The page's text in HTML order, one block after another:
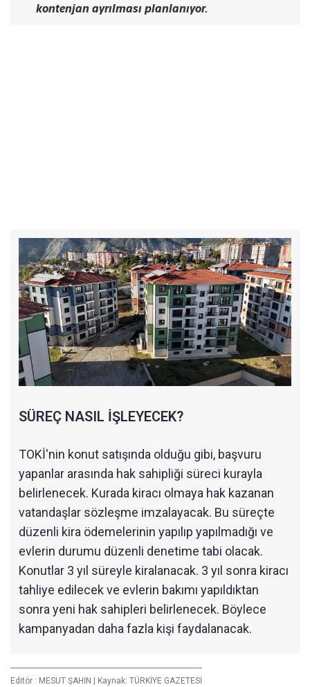
kontenjan ayrılması planlanıyor.
SÜREÇ NASIL İŞLEYECEK?
TOKİ'nin konut satışında olduğu gibi, başvuru
yapanlar arasında hak sahipliği süreci kurayla
belirlenecek. Kurada kiracı olmaya hak kazanan
vatandaşlar sözleşme imzalayacak. Bu süreçte
düzenli kira ödemelerinin yapılıp yapılmadığı ve
evlerin durumu düzenli denetime tabi olacak.
Konutlar 3 yıl süreyle kiralanacak. 3 yıl sonra kiracı
tahliye edilecek ve evlerin bakımı yapıldıktan
sonra yeni hak sahipleri belirlenecek. Böylece
kampanyadan daha fazla kişi faydalanacak.
Editör : MESUT ŞAHİN Kaynak: TÜRKİYE GAZETESİ